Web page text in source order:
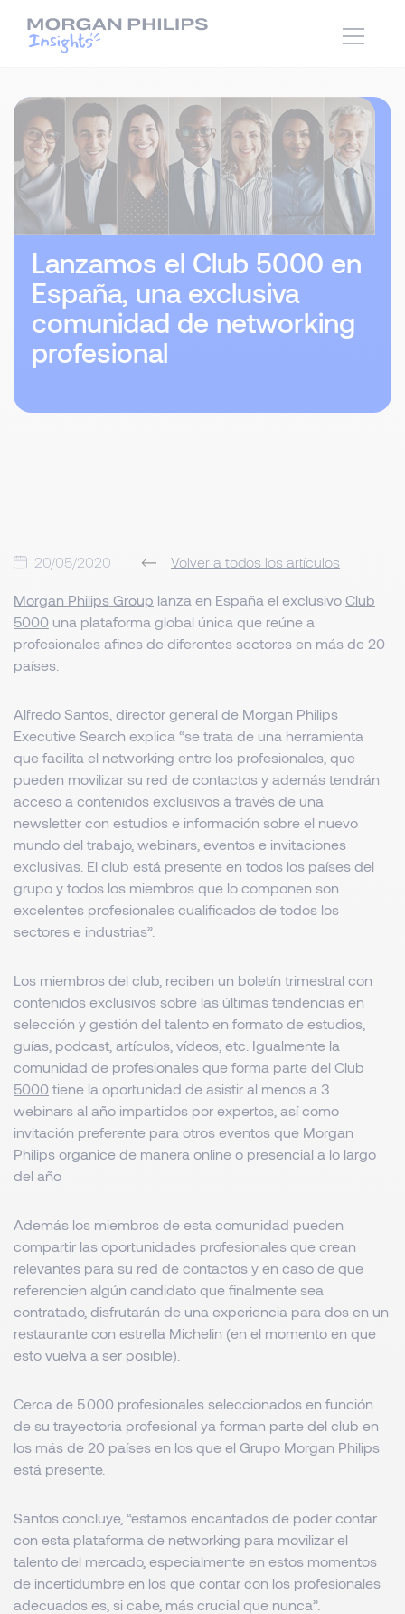
Lanzamos el Club 5000 en
España, una exclusiva
comunidad de networking
profesional
20/05/2020 Volver a todos los artículos
Morgan Philips Group lanza en España el exclusivo Club
5000 una plataforma global única que reúne a
profesionales afines de diferentes sectores en más de 20
países.
Alfredo Santos , director general de Morgan Philips
Executive Search explica “se trata de una herramienta
que facilita el networking entre los profesionales, que
pueden movilizar su red de contactos y además tendrán
acceso a contenidos exclusivos a través de una
newsletter con estudios e información sobre el nuevo
mundo del trabajo, webinars, eventos e invitaciones
exclusivas El club está presente en todos los países del
grupo y todos los miembros que lo componen son
excelentes profesionales cualificados de todos los
sectores e industrias”.
Los miembros del club, reciben un boletín trimestral con
contenidos exclusivos sobre las últimas tendencias en
selección y gestión del talento en formato de estudios,
guías, podcast, artículos, vídeos, etc. Igualmente la
comunidad de profesionales que forma parte del Club
5000 tiene la oportunidad de asistir al menos a 3
webinars al año impartidos por expertos, así como
invitación preferente para otros eventos que Morgan
Philips organice de manera online o presencial a lo largo
del año
Además los miembros de esta comunidad pueden
compartir las oportunidades profesionales que crean
relevantes para su red de contactos y en caso de que
referencien algún candidato que finalmente sea
contratado, disfrutarán de una experiencia para dos en un
restaurante con estrella Michelin (en el momento en que
esto vuelva a ser posible).
Cerca de 5.000 profesionales seleccionados en función
de su trayectoria profesional ya forman parte del club en
los más de 20 países en los que el Grupo Morgan Philips
está presente.
Santos concluye, “estamos encantados de poder contar
con esta plataforma de networking para movilizar el
talento del mercado, especialmente en estos momentos
de incertidumbre en los que contar con los profesionales
adecuados es, si cabe, más crucial que nunca”.